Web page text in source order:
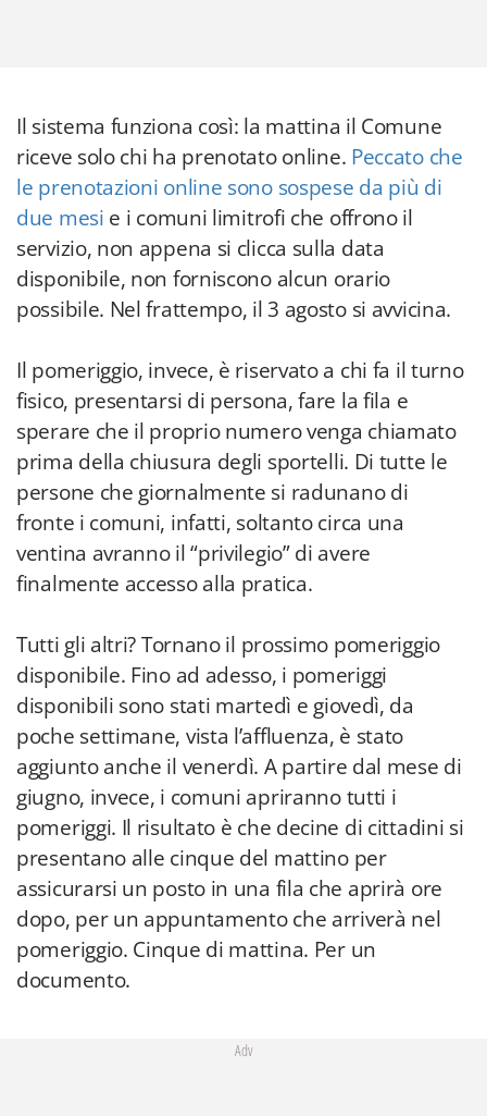
Il sistema funziona così: la mattina il Comune
riceve solo chi ha prenotato online. Peccato che
le prenotazioni online sono sospese da più di
due mesi e i comuni limitrofi che offrono il
servizio, non appena si clicca sulla data
disponibile, non forniscono alcun orario
possibile. Nel frattempo, il 3 agosto si avvicina.
Il pomeriggio, invece, è riservato a chi fa il turno
fisico, presentarsi di persona, fare la fila e
sperare che il proprio numero venga chiamato
prima della chiusura degli sportelli. Di tutte le
persone che giornalmente si radunano di
fronte i comuni, infatti, soltanto circa una
ventina avranno il “privilegio” di avere
finalmente accesso alla pratica.
Tutti gli altri? Tornano il prossimo pomeriggio
disponibile. Fino ad adesso, i pomeriggi
disponibili sono stati martedì e giovedì, da
poche settimane, vista l’affluenza, è stato
aggiunto anche il venerdì. A partire dal mese di
giugno, invece, i comuni apriranno tutti i
pomeriggi. Il risultato è che decine di cittadini si
presentano alle cinque del mattino per
assicurarsi un posto in una fila che aprirà ore
dopo, per un appuntamento che arriverà nel
pomeriggio. Cinque di mattina. Per un
documento.
Adv